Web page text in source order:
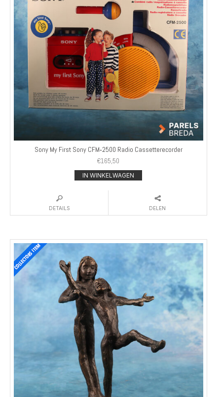
Sony My First Sony CFM‑2500 Radio Cassetterecorder
€165,50
IN WINKELWAGEN
DETAILS DELEN